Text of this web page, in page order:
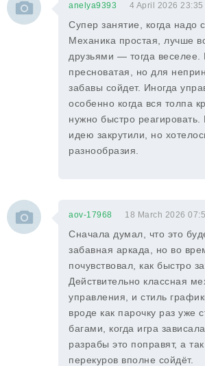
anelya9393 4 April 2026 23:35
Супер занятие, когда надо
Механика простая, лучше
друзьями — тогда
пресноватая, но для
забавы сойдет. Иногда
особенно когда вся толпа
нужно быстро
идею закрутили, но
разнообразия.
aov-17968 18 March 2026
Сначала думал, что это
забавная аркада, но во
почувствовал, как быстро
Действительно классная
управления, и стиль
вроде как парочку раз уже
багами, когда игра
разрабы это поправят, а
перекуров вполне сойдёт.